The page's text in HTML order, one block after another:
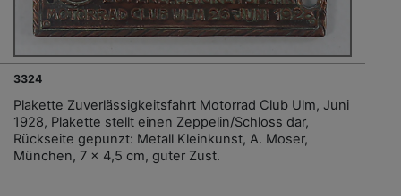
3324
Plakette Zuverlässigkeitsfahrt Motorrad Club Ulm, Juni
1928, Plakette stellt einen Zeppelin/Schloss dar,
Rückseite gepunzt: Metall Kleinkunst, A. Moser,
München, 7 x 4,5 cm, guter Zust.